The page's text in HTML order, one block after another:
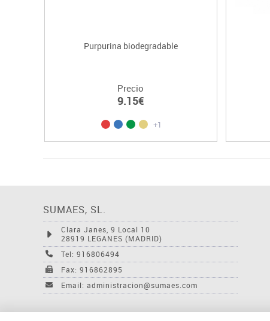
Purpurina biodegradable
Precio
9.15€
+1
SUMAES, SL.
Clara Janes, 9 Local 10
28919 LEGANES (MADRID)
Tel: 916806494
Fax: 916862895
Email: administracion@sumaes.com